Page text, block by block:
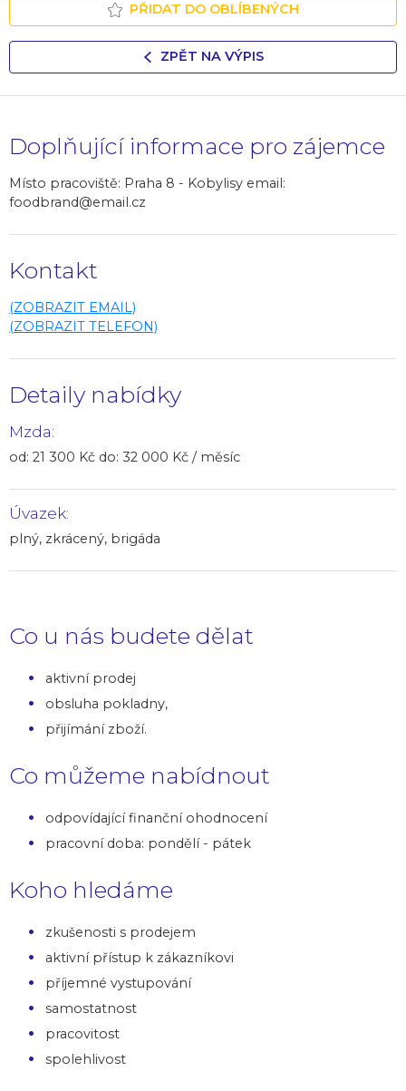
PŘIDAT DO OBLÍBENÝCH
ZPĚT NA VÝPIS
Doplňující informace pro zájemce
Místo pracoviště: Praha 8 - Kobylisy email:
foodbrand@email.cz
Kontakt
(ZOBRAZIT EMAIL)
(ZOBRAZIT TELEFON)
Detaily nabídky
Mzda:
od: 21 300 Kč do: 32 000 Kč / měsíc
Úvazek:
plný, zkrácený, brigáda
Co u nás budete dělat
aktivní prodej
obsluha pokladny,
přijímání zboží.
Co můžeme nabídnout
odpovídající finanční ohodnocení
pracovní doba: pondělí - pátek
Koho hledáme
zkušenosti s prodejem
aktivní přístup k zákazníkovi
příjemné vystupování
samostatnost
pracovitost
spolehlivost